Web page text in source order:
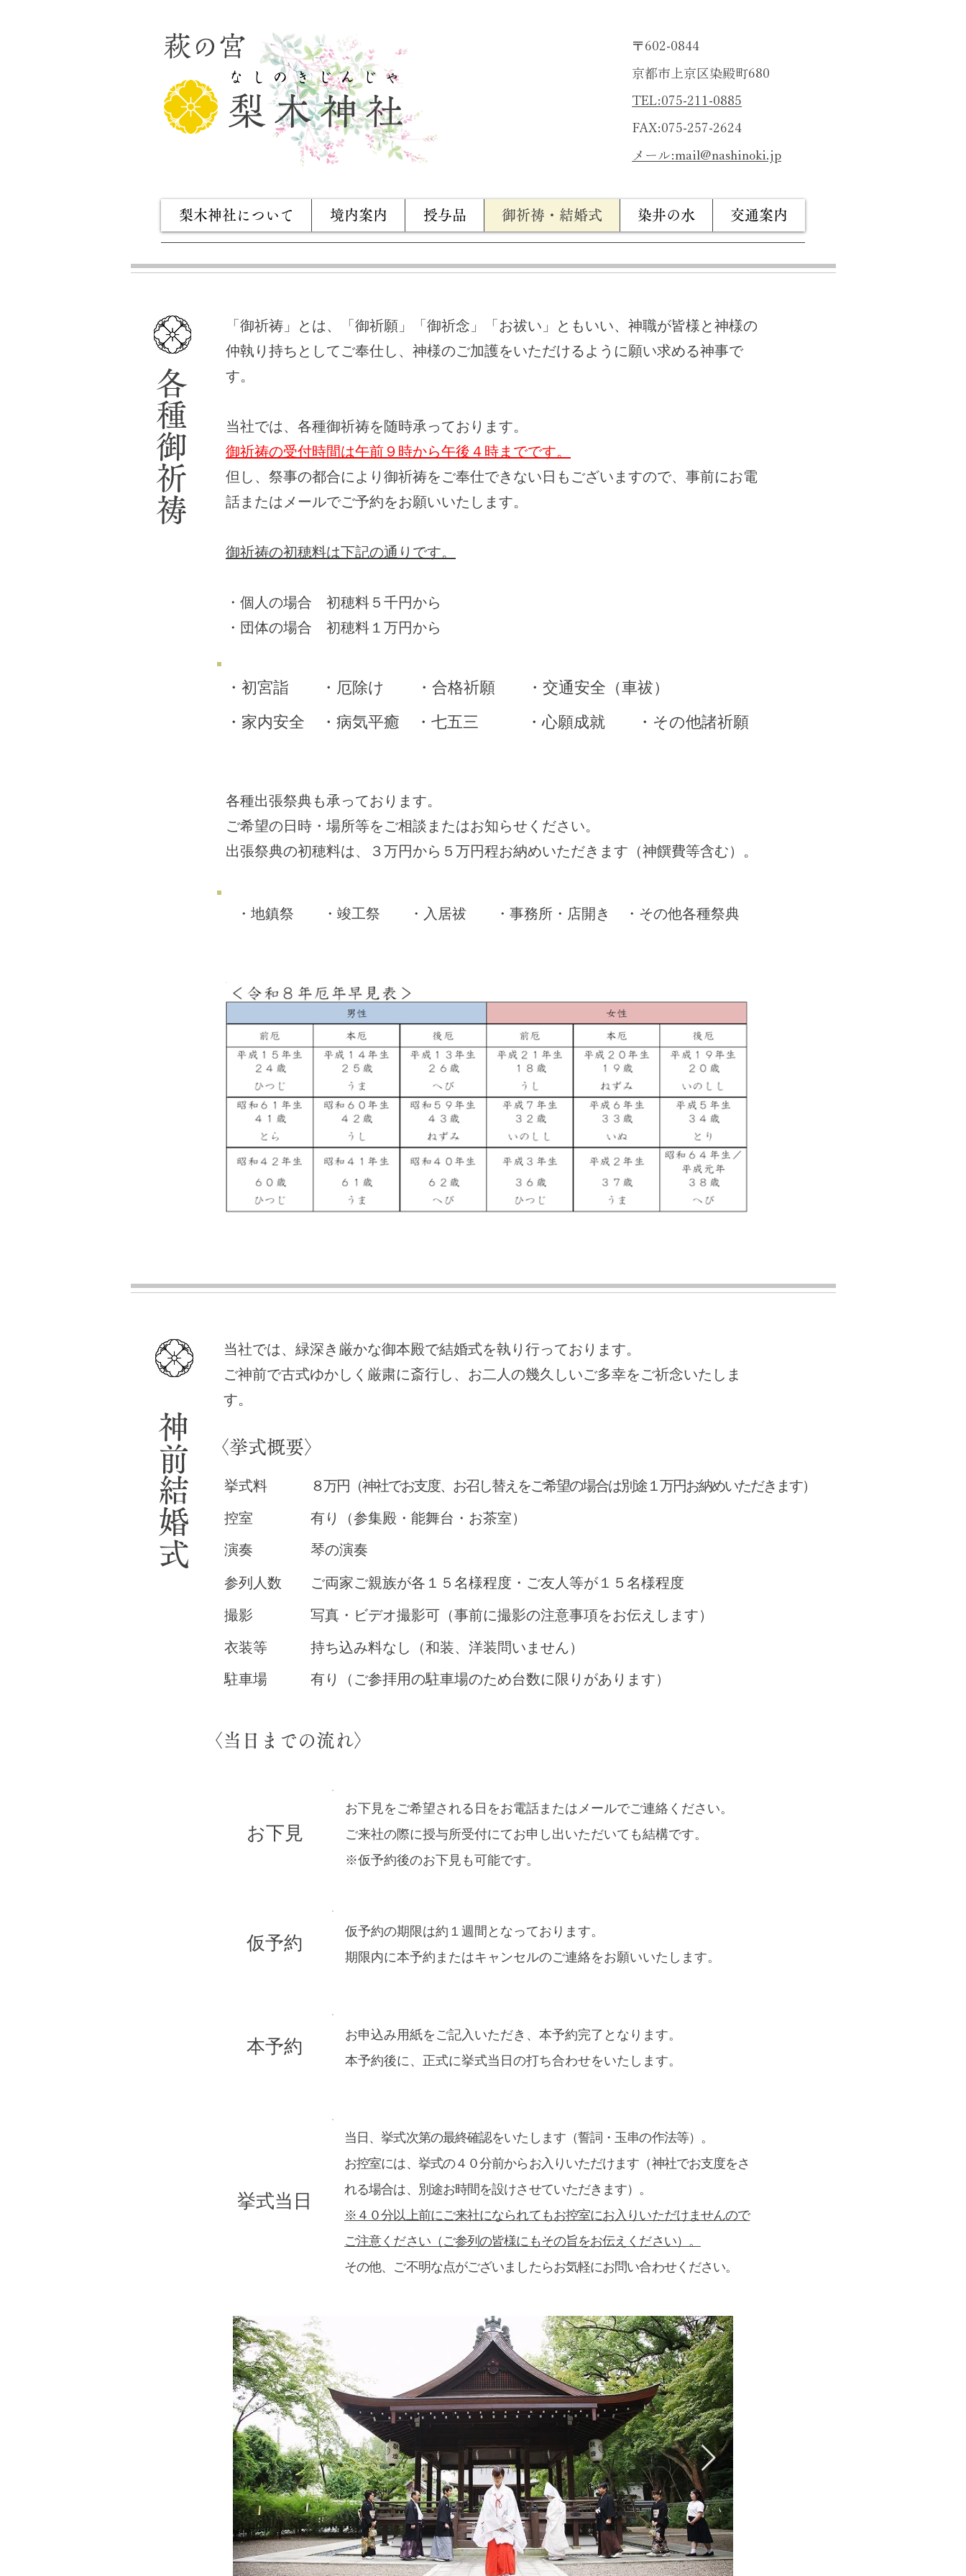
​なしのきじんじゃ​
梨木神社
萩の宮 〒602-0844
京都市上京区染殿町680
TEL:075-211-0885
FAX:075-257-2624
メール:mail@nashinoki.jp
梨木神社について 境内案内 授与品 御祈祷・結婚式 染井の水 交通案内
​各種御祈祷
​「御祈祷」とは、「御祈願」「御祈念」「お祓い」ともいい、神職が皆様と神様の
仲執り持ちとしてご奉仕し、神様のご加護をいただけるように願い求める神事で
す。
当社では、各種御祈祷を随時承っております。
御祈祷の受付時間は午前９時から午後４時までです。
但し、祭事の都合により御祈祷をご奉仕できない日もございますので、事前にお電
話またはメールでご予約をお願いいたします。
御祈祷の初穂料は下記の通りです。
・個人の場合 初穂料５千円から
・団体の場合 初穂料１万円から
・初宮詣 ・厄除け ・合格祈願 ・交通安全（車祓）
・家内安全 ・病気平癒 ・七五三 ・心願成就 ・その他諸祈願
各種出張祭典も承っております。
ご希望の日時・場所等をご相談またはお知らせください。
出張祭典の初穂料は、３万円から５万円程お納めいただきます（神饌費等含む）。
・地鎮祭 ・竣工祭 ・入居祓 ・事務所・店開き ・その他各種祭典
​神前結婚式
当社では、緑深き厳かな御本殿で結婚式を執り行っております。
ご神前で古式ゆかしく厳粛に斎行し、お二人の幾久しいご多幸をご祈念いたしま
す。
​〈挙式概要〉
​挙式料
８万円（神社でお支度、お召し替えをご希望の場合は別途１万円お納めいただきます）
​控室 有り（参集殿・能舞台・お茶室）
​演奏 琴の演奏
​参列人数 ご両家ご親族が各１５名様程度・ご友人等が１５名様程度
​撮影 写真・ビデオ撮影可（事前に撮影の注意事項をお伝えします）
​衣装等 持ち込み料なし（和装、洋装問いません）
​駐車場 有り（ご参拝用の駐車場のため台数に限りがあります）
​〈当日までの流れ〉
​お下見​​
​お下見をご希望される日をお電話またはメールでご連絡ください。
ご来社の際に授与所受付にてお申し出いただいても結構です。
※仮予約後のお下見も可能です。
​仮予約
​仮予約の期限は約１週間となっております。
期限内に本予約またはキャンセルのご連絡をお願いいたします。
​本予約
お申込み用紙をご記入いただき、本予約完了となります。
本予約後に、正式に挙式当日の打ち合わせをいたします。
​挙式当日
​当日、挙式次第の最終確認をいたします（誓詞・玉串の作法等）。
お控室には、挙式の４０分前からお入りいただけます（神社でお支度をさ
れる場合は、別途お時間を設けさせていただきます）。
※４０分以上前にご来社になられてもお控室にお入りいただけませんので
ご注意ください（ご参列の皆様にもその旨をお伝えください）。
​その他、ご不明な点がございましたらお気軽にお問い合わせください。